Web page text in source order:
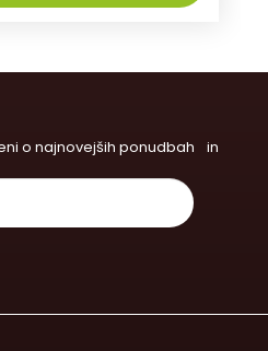
o najnovejših ponudbah in